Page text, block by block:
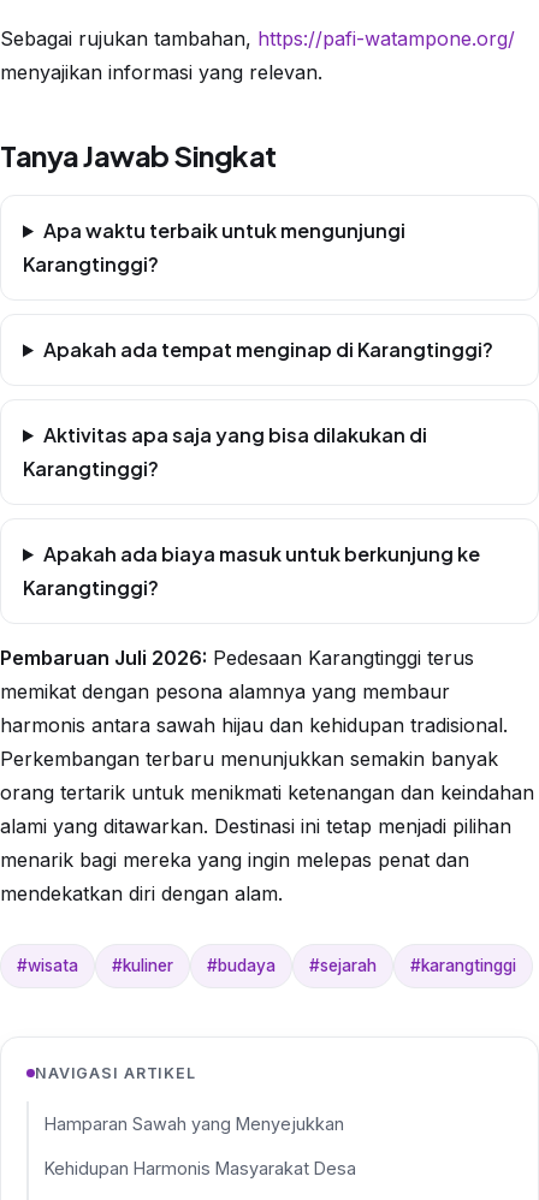
Sebagai rujukan tambahan, https://pafi-watampone.org/
menyajikan informasi yang relevan.
Tanya Jawab Singkat
Apa waktu terbaik untuk mengunjungi
Karangtinggi?
Apakah ada tempat menginap di Karangtinggi?
Aktivitas apa saja yang bisa dilakukan di
Karangtinggi?
Apakah ada biaya masuk untuk berkunjung ke
Karangtinggi?
Pembaruan Juli 2026: Pedesaan Karangtinggi terus
memikat dengan pesona alamnya yang membaur
harmonis antara sawah hijau dan kehidupan tradisional.
Perkembangan terbaru menunjukkan semakin banyak
orang tertarik untuk menikmati ketenangan dan keindahan
alami yang ditawarkan. Destinasi ini tetap menjadi pilihan
menarik bagi mereka yang ingin melepas penat dan
mendekatkan diri dengan alam.
#wisata #kuliner #budaya #sejarah #karangtinggi
NAVIGASI ARTIKEL
Hamparan Sawah yang Menyejukkan
Kehidupan Harmonis Masyarakat Desa